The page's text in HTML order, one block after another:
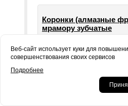
Коронки (алмазные
мрамору зубчатые
машин УШМ болгарки
Веб-сайт использует куки для
совершенствования своих сервисов
Подробнее